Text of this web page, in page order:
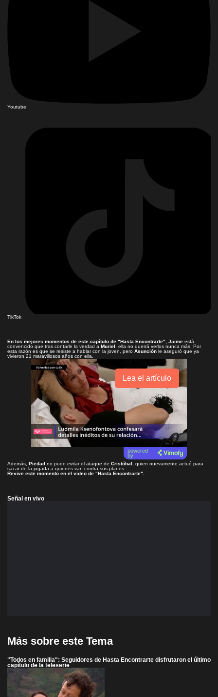
Youtube
TikTok
En los mejores momentos de este capítulo de "Hasta Encontrarte" , Jaime está
convencido que tras contarle la verdad a Muriel , ella no querrá verlos nunca más. Por
esta razón es que se resiste a hablar con la joven, pero Asunción le aseguró que ya
vivieron 21 maravillosos años con ella.
Lea el artículo
powered
by
Además, Piedad no pudo evitar el ataque de Cristóbal , quien nuevamente actuó para
sacar de la jugada a quienes van contra sus planes.
Revive este momento en el video de "Hasta Encontrarte"
Señal en vivo
Más sobre este Tema
"Todos en familia": Seguidores de Hasta Encontrarte disfrutaron el último
capítulo de la teleserie